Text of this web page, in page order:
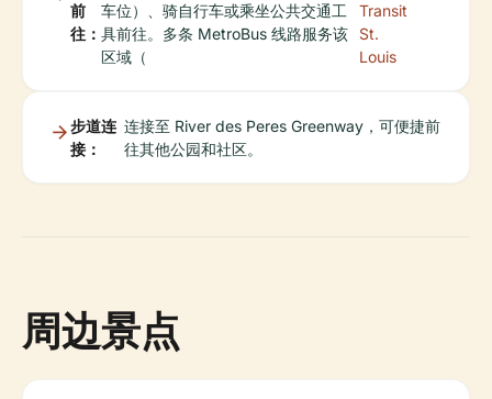
前
往：
车位）、骑自行车或乘坐公共交通工
具前往。多条 MetroBus 线路服务该
区域（
Transit
St.
Louis
步道连
接：
连接至 River des Peres Greenway，可便捷前
往其他公园和社区。
周边景点